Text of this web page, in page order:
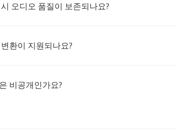
오디오 품질이 보존되나요?
환이 지원되나요?
비공개인가요?